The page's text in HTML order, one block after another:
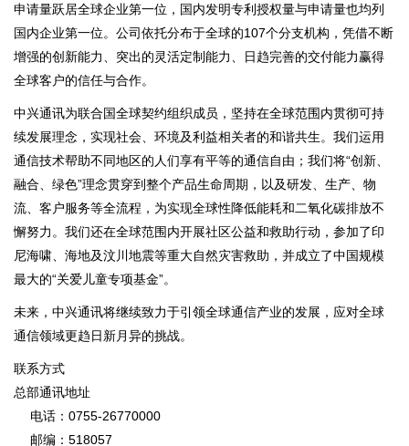
申请量跃居全球企业第一位，国内发明专利授权量与申请量也均列
国内企业第一位。公司依托分布于全球的107个分支机构，凭借不断
增强的创新能力、突出的灵活定制能力、日趋完善的交付能力赢得
全球客户的信任与合作。
中兴通讯为联合国全球契约组织成员，坚持在全球范围内贯彻可持
续发展理念，实现社会、环境及利益相关者的和谐共生。我们运用
通信技术帮助不同地区的人们享有平等的通信自由；我们将“创新、
融合、绿色”理念贯穿到整个产品生命周期，以及研发、生产、物
流、客户服务等全流程，为实现全球性降低能耗和二氧化碳排放不
懈努力。我们还在全球范围内开展社区公益和救助行动，参加了印
尼海啸、海地及汶川地震等重大自然灾害救助，并成立了中国规模
最大的“关爱儿童专项基金”。
未来，中兴通讯将继续致力于引领全球通信产业的发展，应对全球
通信领域更趋日新月异的挑战。
联系方式
总部通讯地址
电话：0755-26770000
邮编：518057